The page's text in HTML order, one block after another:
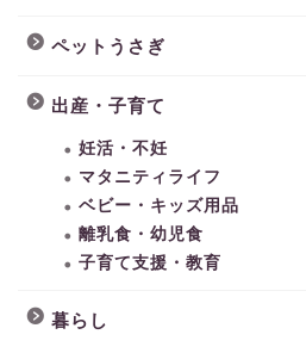
ペットうさぎ
出産・子育て
妊活・不妊
マタニティライフ
ベビー・キッズ用品
離乳食・幼児食
子育て支援・教育
暮らし